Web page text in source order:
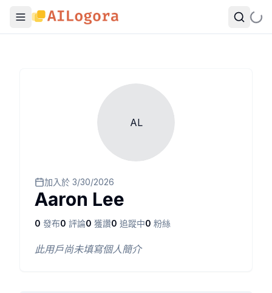
AL
加入於 3/30/2026
Aaron Lee
0 發布0 評論0 獲讚0 追蹤中0 粉絲
此用戶尚未填寫個人簡介